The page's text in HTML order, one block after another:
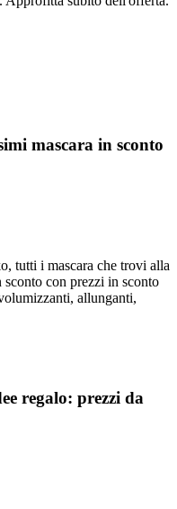
mascara in sconto
tutti i mascara che trovi alla
con prezzi in sconto
allunganti,
regalo: prezzi da